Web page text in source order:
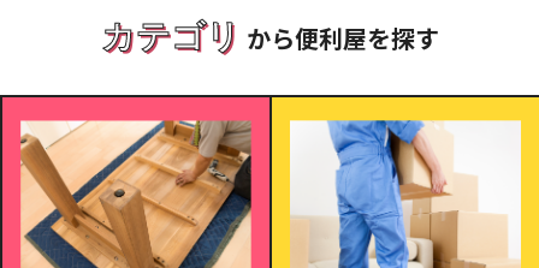
カテゴリ から便利屋を探す